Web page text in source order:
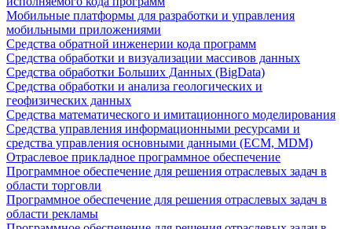
Мобильные платформы для разработки и управления
мобильными приложениями
Средства обратной инженерии кода программ
Средства обработки и визуализации массивов данных
Средства обработки Больших Данных (BigData)
Средства обработки и анализа геологических и
геофизических данных
Средства математического и имитационного моделирования
Средства управления информационными ресурсами и
средства управления основными данными (ECM, MDM)
Отраслевое прикладное программное обеспечение
Программное обеспечение для решения отраслевых задач в
области торговли
Программное обеспечение для решения отраслевых задач в
области рекламы